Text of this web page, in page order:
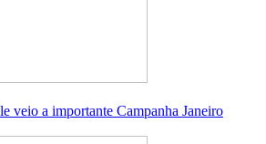
veio a importante Campanha Janeiro